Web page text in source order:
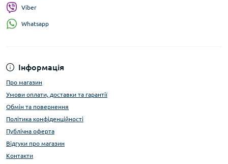
Інформація
Про магазин
Умови оплати, доставки та гарантії
Обмін та повернення
Політика конфіденційності
Публічна оферта
Відгуки про магазин
Контакти
Viber
Whatsapp